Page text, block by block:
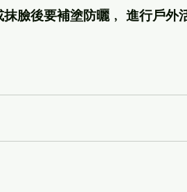
抹臉後要補塗防曬﹐ 進行戶外